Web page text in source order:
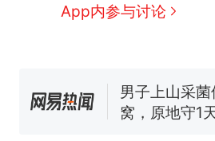
App内参与讨论
因老师一句“
协会回应
男子上山采
窝，原地守1
140多朵
美国渔民钓获